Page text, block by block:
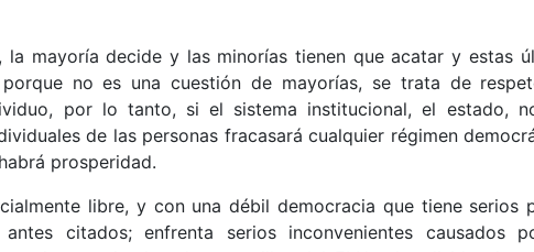
la mayoría decide y las minorías tienen que acatar y estas
porque no es una cuestión de mayorías, se trata de
por lo tanto, si el sistema institucional, el estado,
de las personas fracasará cualquier régimen
prosperidad.
libre, y con una débil democracia que tiene serios
citados; enfrenta serios inconvenientes causados